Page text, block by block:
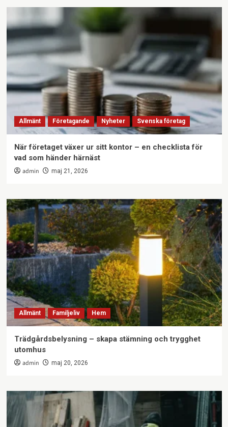
Allmänt Företagande Nyheter Svenska företag
När företaget växer ur sitt kontor – en checklista för
vad som händer härnäst
admin maj 21, 2026
Allmänt Familjeliv Hem
Trädgårdsbelysning – skapa stämning och trygghet
utomhus
admin maj 20, 2026